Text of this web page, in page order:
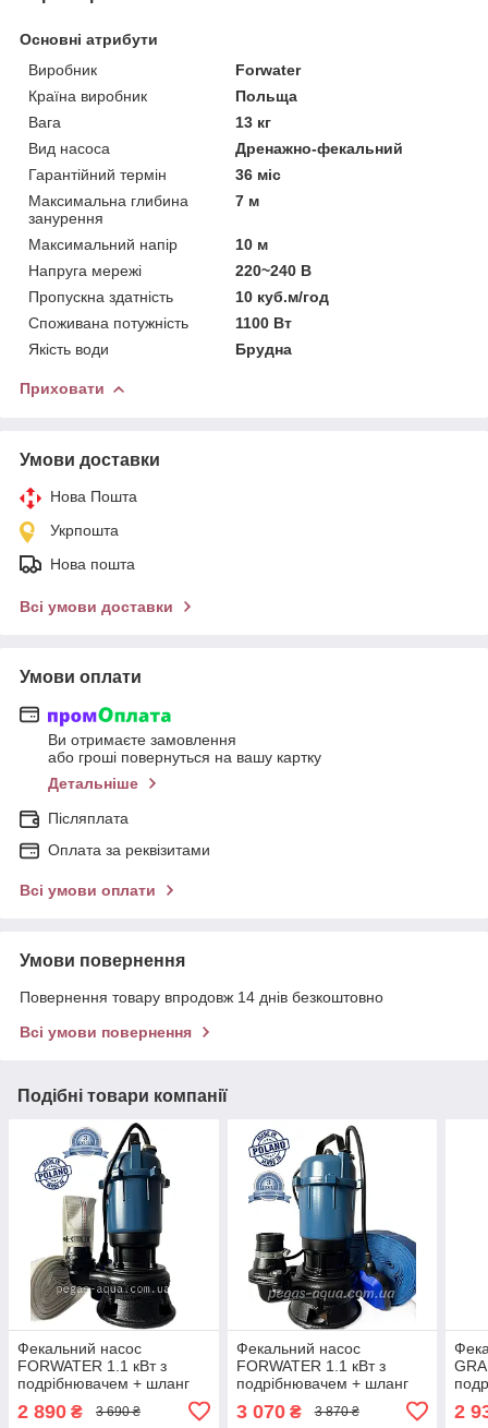
Основні атрибути
Виробник
Forwater
Країна виробник
Польща
Вага
13 кг
Вид насоса
Дренажно-фекальний
Гарантійний термін
36 міс
Максимальна глибина
занурення
7 м
Максимальний напір
10 м
Напруга мережі
220~240 В
Пропускна здатність
10 куб.м/год
Споживана потужність
1100 Вт
Якість води
Брудна
Приховати
Умови доставки
Нова Пошта
Укрпошта
Нова пошта
Всі умови доставки
Умови оплати
Ви отримаєте замовлення
або гроші повернуться на вашу картку
Детальніше
Післяплата
Оплата за реквізитами
Всі умови оплати
Умови повернення
Повернення товару впродовж 14 днів безкоштовно
Всі умови повернення
Подібні товари компанії
Фекальний насос
FORWATER 1.1 кВт з
подрібнювачем + шланг
20 м (комплект) гарантія 3
роки
2 890 ₴ 3 690 ₴
Фекальний насос
FORWATER 1.1 кВт з
подрібнювачем + шланг
25 м (комплект) гарантія 3
роки
3 070₴ 3 870 ₴
роки
2